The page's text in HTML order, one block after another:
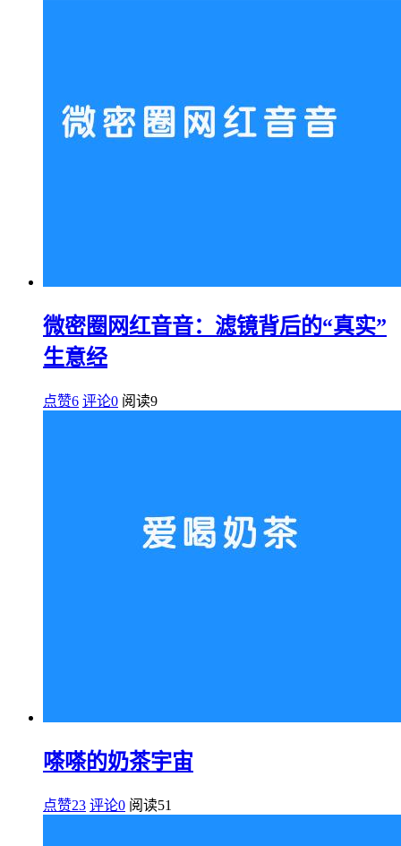
微密圈网红音音：滤镜背后的“真实”
生意经
点赞6 评论0 阅读9
嗏嗏的奶茶宇宙
点赞23 评论0 阅读51